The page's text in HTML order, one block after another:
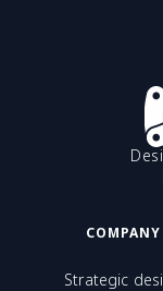
COMPANY
Strategic